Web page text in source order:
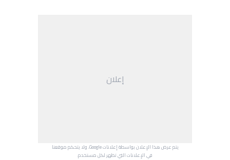
إعلان
يتم عرض هذا الإعلان بواسطة إعلانات Google، ولا يتحكم موقعنا
في الإعلانات التي تظهر لكل مستخدم.